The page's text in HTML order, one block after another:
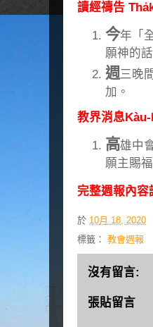
讀經禱告
今年「
願神的
週三晚
加。
教界消息
高雄中
願主賜福
完整週報內容
於 10月 18, 2020
標籤： 教會週報
沒有留言:
張貼留言